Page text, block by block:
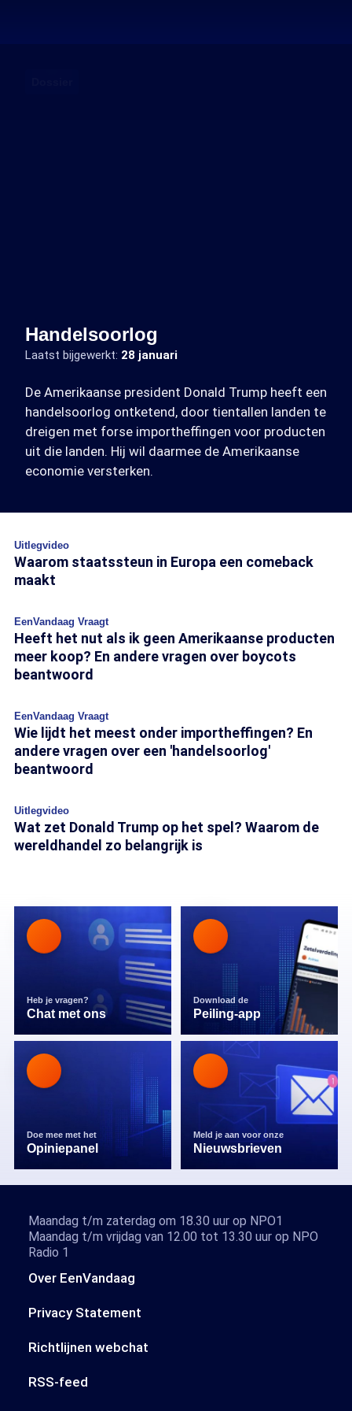
Handelsoorlog
Laatst bijgewerkt: 28 januari
De Amerikaanse president Donald Trump heeft een
handelsoorlog ontketend, door tientallen landen te
dreigen met forse importheffingen voor producten
uit die landen. Hij wil daarmee de Amerikaanse
economie versterken.
Uitlegvideo
Waarom staatssteun in Europa een comeback
maakt
EenVandaag Vraagt
Heeft het nut als ik geen Amerikaanse producten
meer koop? En andere vragen over boycots
beantwoord
EenVandaag Vraagt
Wie lijdt het meest onder importheffingen? En
andere vragen over een 'handelsoorlog'
beantwoord
Uitlegvideo
Wat zet Donald Trump op het spel? Waarom de
wereldhandel zo belangrijk is
Heb je vragen?
Chat met ons
Download de
Peiling-app
Doe mee met het
Opiniepanel
Meld je aan voor onze
Nieuwsbrieven
Over EenVandaag
Privacy Statement
Richtlijnen webchat
RSS-feed
Maandag t/m zaterdag om 18.30 uur op NPO1
Maandag t/m vrijdag van 12.00 tot 13.30 uur op NPO
Radio 1